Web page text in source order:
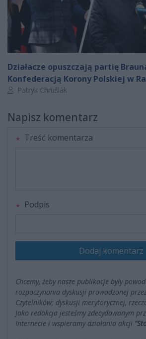
Działacze opuszczają partię
Konfederacją Korony Polskiej w
Autor artykułu:
Patryk Chruślak
Napisz komentarz
Treść komentarza
Podpis
Dodaj komentarz
Chcemy, żeby nasze publikacje były
rozpoczynania dyskusji prowadzonej
Czytelników; dyskusji merytorycznej,
Jako redakcja jesteśmy zdecydowanym
Internecie i wspieramy działania akcji